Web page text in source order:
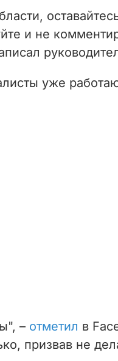
i
d
e
и не
уже
– отметил в
призвав не